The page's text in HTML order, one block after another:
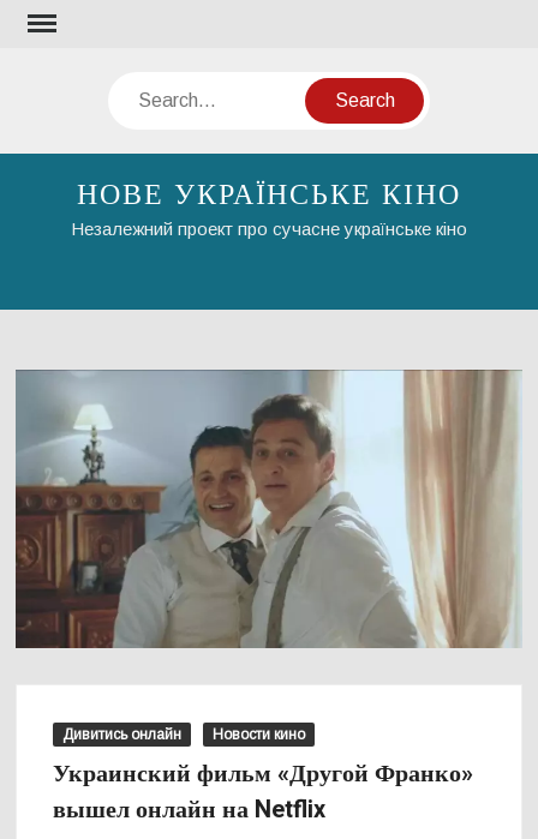
Skip
Search
НОВЕ УКРАЇНСЬКЕ КІНО
Незалежний проект про сучасне українське кіно
Дивитись онлайн Новости кино
Украинский фильм «Другой Франко»
вышел онлайн на Netflix